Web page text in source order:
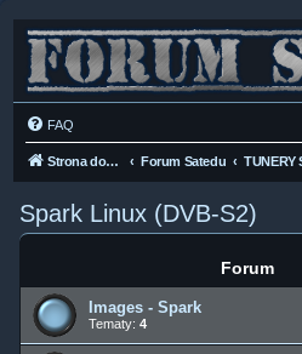
FAQ
Strona domowa Forum Satedu
Spark Linux (DVB-S2)
Forum
Images - Spark
Tematy: 4